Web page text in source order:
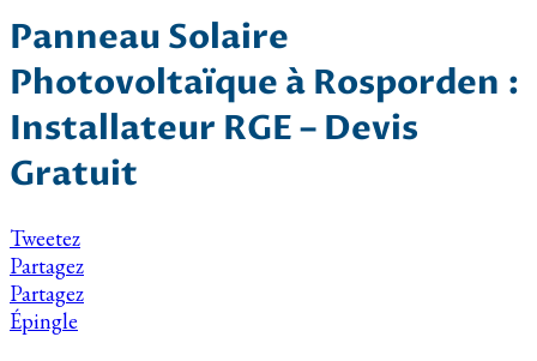
Panneau Solaire
Photovoltaïque à Rosporden :
Installateur RGE – Devis
Gratuit
Tweetez
Partagez
Partagez
Épingle